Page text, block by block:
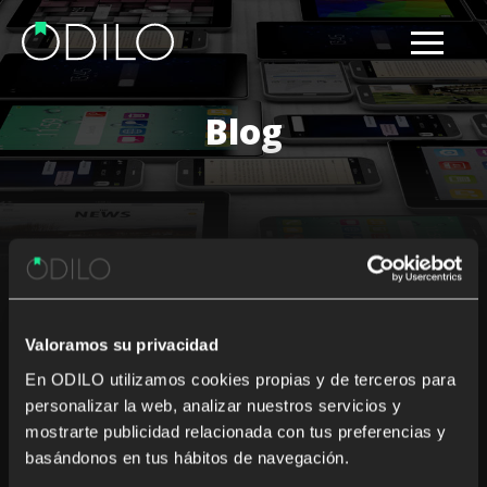
Valoramos su privacidad
En ODILO utilizamos cookies propias y de terceros para
personalizar la web, analizar nuestros servicios y
mostrarte publicidad relacionada con tus preferencias y
basándonos en tus hábitos de navegación.
Blog
Nothing Found
It seems we can’t find what you’re looking for. Perhaps
searching can help.